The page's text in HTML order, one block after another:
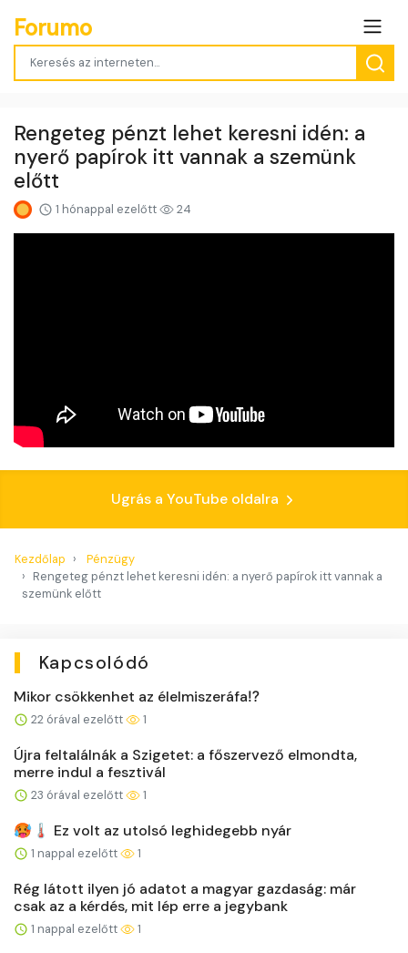
Forumo
Rengeteg pénzt lehet keresni idén: a
nyerő papírok itt vannak a szemünk
előtt
1 hónappal ezelőtt 24
Ugrás a YouTube oldalra
Kezdőlap
Pénzügy
Rengeteg pénzt lehet keresni idén: a nyerő papírok itt vannak a
szemünk előtt
Kapcsolódó
Mikor csökkenhet az élelmiszeráfa⁉️
22 órával ezelőtt 1
Újra feltalálnák a Szigetet: a főszervező elmondta,
merre indul a fesztivál
23 órával ezelőtt 1
🥵🌡️ Ez volt az utolsó leghidegebb nyár
1 nappal ezelőtt 1
Rég látott ilyen jó adatot a magyar gazdaság: már
csak az a kérdés, mit lép erre a jegybank
1 nappal ezelőtt 1